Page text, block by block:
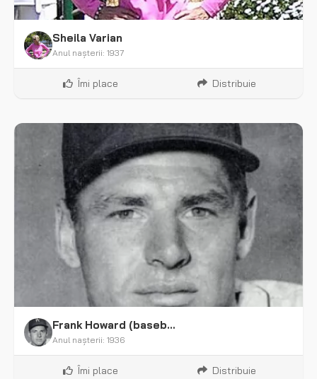
Sheila Varian
Anul nașterii: 1937
Îmi place Distribuie
Frank Howard (baseball)
Anul nașterii: 1936
Îmi place Distribuie